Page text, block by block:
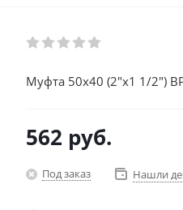
Муфта 50х40 (2"х1 1/2")
562 руб.
Под заказ Нашли